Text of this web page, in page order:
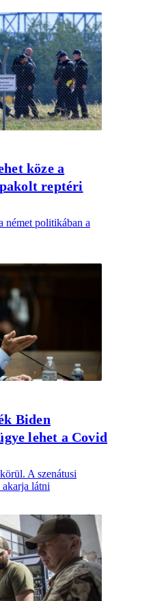
köze a
reptéri
német politikában a
Biden
lehet a Covid
A szenátusi
látni